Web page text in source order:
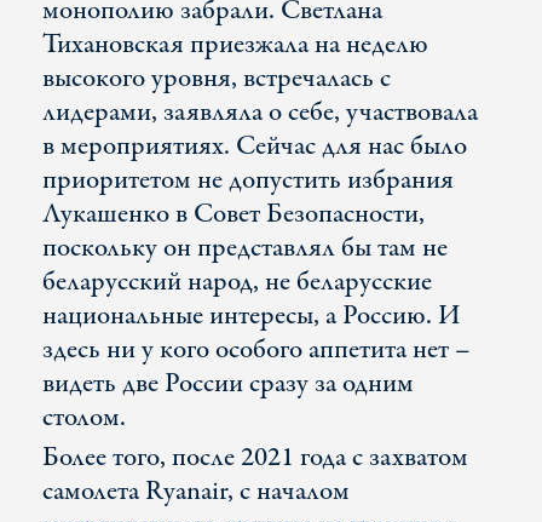
монополию забрали. Светлана
Тихановская приезжала на неделю
высокого уровня, встречалась с
лидерами, заявляла о себе, участвовала
в мероприятиях. Cейчас для нас было
приоритетом не допустить избрания
Лукашенко в Совет Безопасности,
поскольку он представлял бы там не
беларусский народ, не беларусские
национальные интересы, а Россию. И
здесь ни у кого особого аппетита нет –
видеть две России сразу за одним
столом.
Более того, после 2021 года с захватом
самолета Ryanair, с началом